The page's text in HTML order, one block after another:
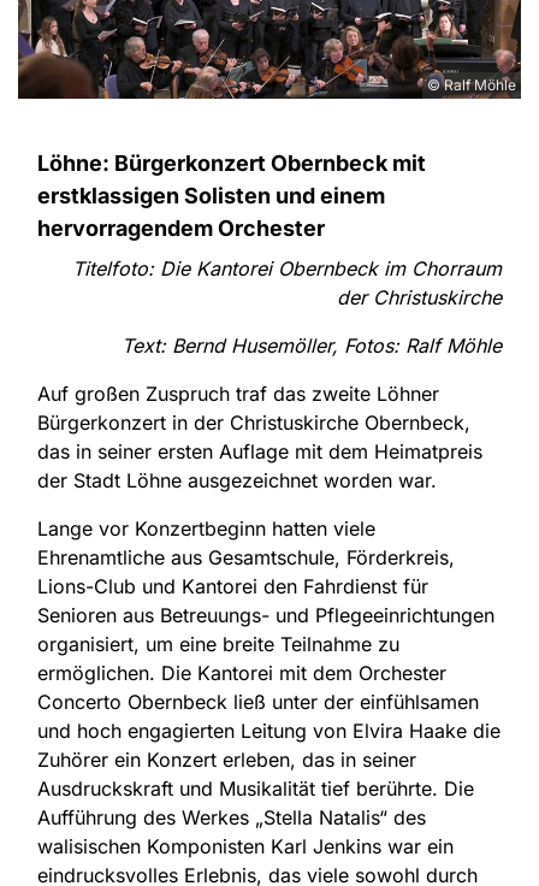
© Ralf Möhle
​Löhne: Bürgerkonzert Obernbeck mit
erstklassigen Solisten und einem
hervorragendem Orchester
Titelfoto: Die Kantorei Obernbeck im Chorraum
der Christuskirche
Text: Bernd Husemöller, Fotos: Ralf Möhle
Auf großen Zuspruch traf das zweite Löhner
Bürgerkonzert in der Christuskirche Obernbeck,
das in seiner ersten Auflage mit dem Heimatpreis
der Stadt Löhne ausgezeichnet worden war.
Lange vor Konzertbeginn hatten viele
Ehrenamtliche aus Gesamtschule, Förderkreis,
Lions-Club und Kantorei den Fahrdienst für
Senioren aus Betreuungs- und Pflegeeinrichtungen
organisiert, um eine breite Teilnahme zu
ermöglichen. Die Kantorei mit dem Orchester
Concerto Obernbeck ließ unter der einfühlsamen
und hoch engagierten Leitung von Elvira Haake die
Zuhörer ein Konzert erleben, das in seiner
Ausdruckskraft und Musikalität tief berührte. Die
Aufführung des Werkes „Stella Natalis“ des
walisischen Komponisten Karl Jenkins war ein
eindrucksvolles Erlebnis, das viele sowohl durch